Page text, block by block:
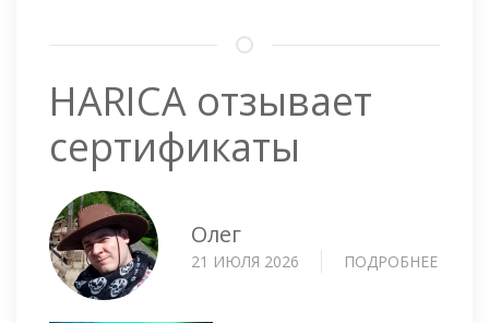
HARICA отзывает
сертификаты
Олег
21 ИЮЛЯ 2026 ПОДРОБНЕЕ